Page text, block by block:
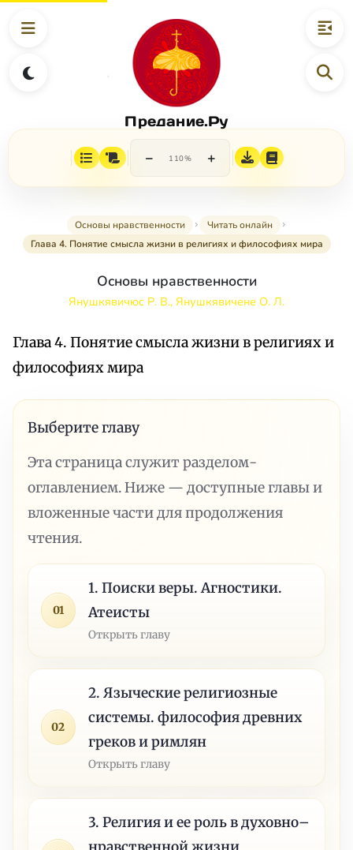
Предание.Ру
− 110% +
Основы нравственности
Читать онлайн
Глава 4. Понятие смысла жизни в религиях и философиях мира
Основы нравственности
Янушкявичюс Р. В., Янушкявичене О. Л.
Глава 4. Понятие смысла жизни в религиях и
философиях мира
Выберите главу
Эта страница служит разделом-
оглавлением. Ниже — доступные главы и
вложенные части для продолжения
чтения.
01
1. Поиски веры. Агностики.
Атеисты
Открыть главу
02
2. Языческие религиозные
системы. философия древних
греков и римлян
Открыть главу
3. Религия и ее роль в духовно–